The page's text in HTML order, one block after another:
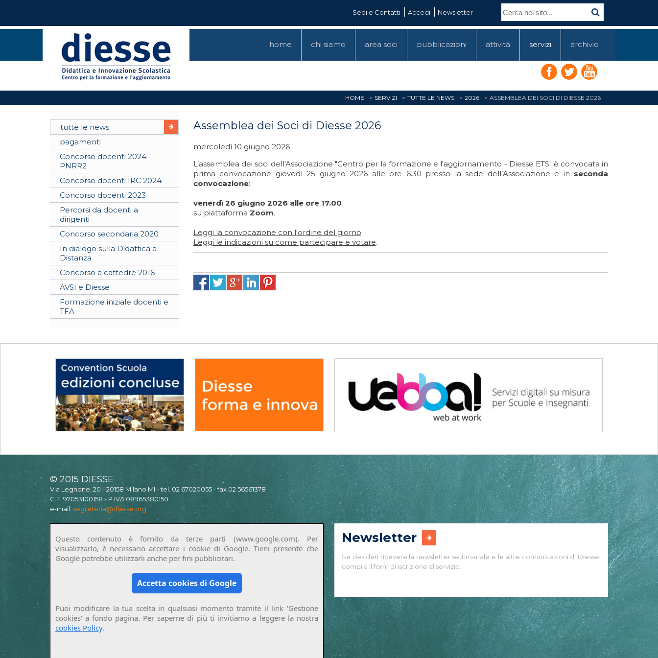
Sedi e Contatti Accedi Newsletter
home chi siamo area soci pubblicazioni attività servizi archivio
HOME SERVIZI TUTTE LE NEWS 2026 ASSEMBLEA DEI SOCI DI DIESSE 2026
tutte le news
pagamenti
Concorso docenti 2024
PNRR2
Concorso docenti IRC 2024
Concorso docenti 2023
Percorsi da docenti a
dirigenti
Concorso secondaria 2020
In dialogo sulla Didattica a
Distanza
Concorso a cattedre 2016
AVSI e Diesse
Formazione iniziale docenti e
TFA
Assemblea dei Soci di Diesse 2026
mercoledì 10 giugno 2026
L’assemblea dei soci dell'Associazione "Centro per la formazione e l'aggiornamento - Diesse ETS" è convocata in
prima convocazione giovedì 25 giugno 2026 alle ore 6.30 presso la sede dell’Associazione e in seconda
convocazione:
venerdì 26 giugno 2026 alle ore 17.00
su piattaforma Zoom.
Leggi la convocazione con l'ordine del giorno.
Leggi le indicazioni su come partecipare e votare.
© 2015 DIESSE
Via Legnone, 20 - 20158 Milano MI - tel. 02 67020055 - fax 02 56561378
C.F. 97053100158 - P.IVA 08965380150
e-mail: segreteria@diesse.org
Questo contenuto è fornito da terze parti (www.google.com). Per
visualizzarlo, è necessario accettare i cookie di Google. Tieni presente che
Google potrebbe utilizzarli anche per fini pubblicitari.
Accetta cookies di Google
Puoi modificare la tua scelta in qualsiasi momento tramite il link 'Gestione
cookies' a fondo pagina. Per saperne di più ti invitiamo a leggere la nostra
cookies Policy.
Newsletter
Se desideri ricevere la newsletter settimanale e le altre comunicazioni di Diesse,
compila il form di iscrizione al servizio.